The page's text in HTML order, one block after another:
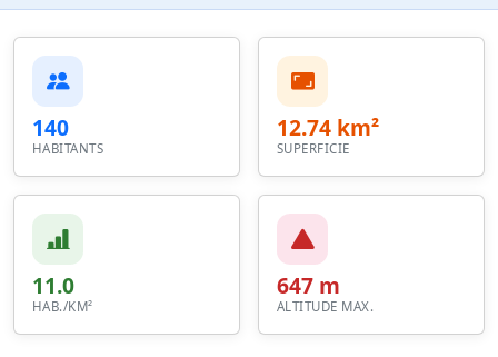
140
HABITANTS
12.74 km²
SUPERFICIE
11.0
HAB./KM²
647 m
ALTITUDE MAX.